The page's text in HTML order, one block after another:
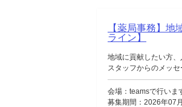
【薬局事務】
ライン】
地域に貢献したい方
スタッフからのメッ
会場：teamsで行いま
募集期間：2026年07